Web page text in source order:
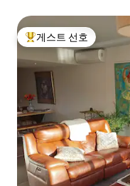
상위 게스트 선호
게스트 선호